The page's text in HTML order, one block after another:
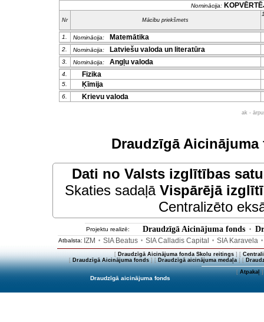
Nominācija:
Nr Mācību priekšmets
1. Nominācija: Matemātika
2. Nominācija: Latviešu valoda un literatūra
3. Nominācija: Angļu valoda
4. Fizika
5. Ķīmija
6. Krievu valoda
ak -
Draudzīgā
Dati no Valsts izglītības
Skaties sadaļā Vispārējā
Centralizēto
Projektu realizē: Draudzīgā Aicinājuma fonds •
Atbalsta: IZM • SIA Beatus • SIA Calladis Capital • SIA Karavela •
[ Draudzīgā Aicinājuma fonda Skolu reitings] [
[Draudzīgā Aicinājuma fonds] [Draudzīgā aicinājuma medaļa] [
[Atpakaļ]
Draudzīgā aicinājuma fonds